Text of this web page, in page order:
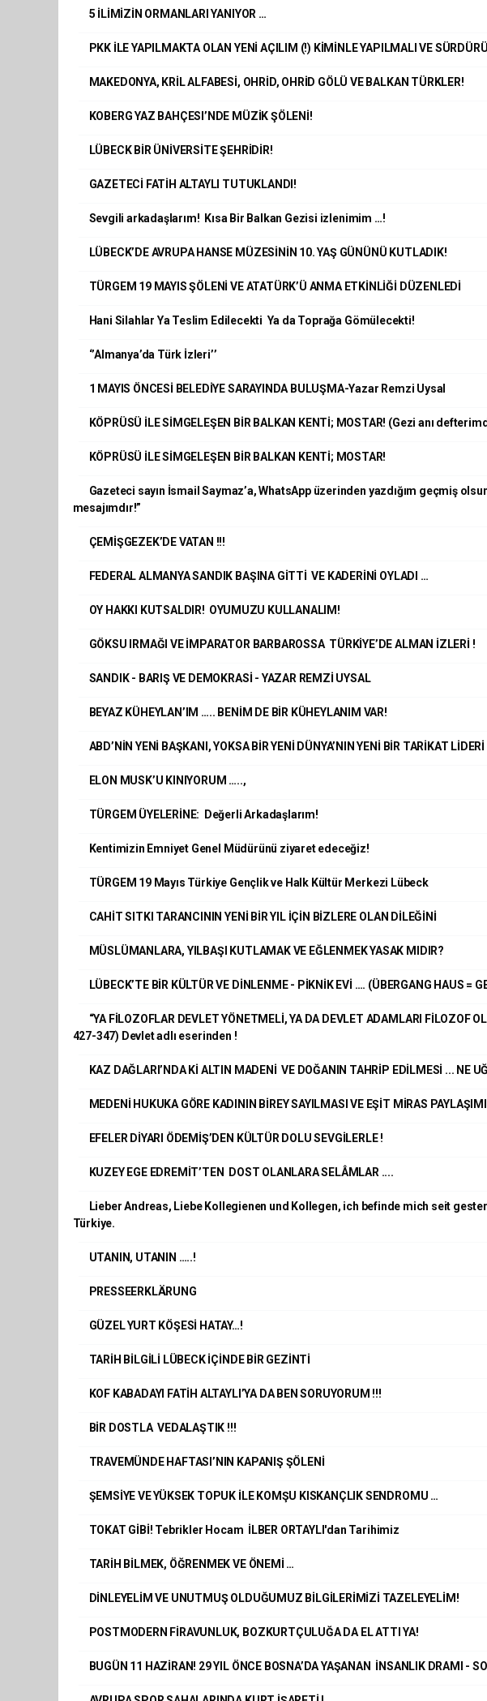
5 İLİMİZİN ORMANLARI YANIYOR …
PKK İLE YAPILMAKTA OLAN YENİ AÇILIM (!) KİMİNLE YAPILMALI VE
MAKEDONYA, KRİL ALFABESİ, OHRİD, OHRİD GÖLÜ VE BALKAN TÜRKLER!
KOBERG YAZ BAHÇESI’NDE MÜZİK ŞÖLENİ!
LÜBECK BİR ÜNİVERSİTE ŞEHRİDİR!
GAZETECİ FATİH ALTAYLI TUTUKLANDI!
Sevgili arkadaşlarım! Kısa Bir Balkan Gezisi izlenimim …!
LÜBECK’DE AVRUPA HANSE MÜZESİNİN 10. YAŞ GÜNÜNÜ KUTLADIK!
TÜRGEM 19 MAYIS ŞÖLENİ VE ATATÜRK’Ü ANMA ETKİNLİĞİ DÜZENLEDİ
Hani Silahlar Ya Teslim Edilecekti Ya da Toprağa Gömülecekti!
‘’Almanya’da Türk İzleri’’
1 MAYIS ÖNCESİ BELEDİYE SARAYINDA BULUŞMA-Yazar Remzi Uysal
KÖPRÜSÜ İLE SİMGELEŞEN BİR BALKAN KENTİ; MOSTAR! (Gezi anı
KÖPRÜSÜ İLE SİMGELEŞEN BİR BALKAN KENTİ; MOSTAR!
Gazeteci sayın İsmail Saymaz’a, WhatsApp üzerinden yazdığım geçmiş
mesajımdır!”
ÇEMİŞGEZEK’DE VATAN !!!
FEDERAL ALMANYA SANDIK BAŞINA GİTTİ VE KADERİNİ OYLADI …
OY HAKKI KUTSALDIR! OYUMUZU KULLANALIM!
GÖKSU IRMAĞI VE İMPARATOR BARBAROSSA TÜRKİYE’DE ALMAN İZLERİ !
SANDIK - BARIŞ VE DEMOKRASİ - YAZAR REMZİ UYSAL
BEYAZ KÜHEYLAN’IM ….. BENİM DE BİR KÜHEYLANIM VAR!
ABD’NİN YENİ BAŞKANI, YOKSA BİR YENİ DÜNYA’NIN YENİ BİR TARİKAT
ELON MUSK’U KINIYORUM …..,
TÜRGEM ÜYELERİNE: Değerli Arkadaşlarım!
Kentimizin Emniyet Genel Müdürünü ziyaret edeceğiz!
TÜRGEM 19 Mayıs Türkiye Gençlik ve Halk Kültür Merkezi Lübeck
CAHİT SITKI TARANCININ YENİ BİR YIL İÇİN BİZLERE OLAN DİLEĞİNİ
MÜSLÜMANLARA, YILBAŞI KUTLAMAK VE EĞLENMEK YASAK MIDIR?
LÜBECK’TE BİR KÜLTÜR VE DİNLENME - PİKNİK EVİ …. (ÜBERGANG HAUS =
“YA FİLOZOFLAR DEVLET YÖNETMELİ, YA DA DEVLET ADAMLARI FİLOZOF
427-347) Devlet adlı eserinden !
KAZ DAĞLARI’NDA Kİ ALTIN MADENİ VE DOĞANIN TAHRİP EDİLMESİ ... NE
MEDENİ HUKUKA GÖRE KADININ BİREY SAYILMASI VE EŞİT MİRAS
EFELER DİYARI ÖDEMİŞ’DEN KÜLTÜR DOLU SEVGİLERLE !
KUZEY EGE EDREMİT’TEN DOST OLANLARA SELÂMLAR ....
Lieber Andreas, Liebe Kollegienen und Kollegen, ich befinde mich seit
Türkiye.
UTANIN, UTANIN …..!
PRESSEERKLÄRUNG
GÜZEL YURT KÖŞESİ HATAY…!
TARİH BİLGİLİ LÜBECK İÇİNDE BİR GEZİNTİ
KOF KABADAYI FATİH ALTAYLI’YA DA BEN SORUYORUM !!!
BİR DOSTLA VEDALAŞTIK !!!
TRAVEMÜNDE HAFTASI’NIN KAPANIŞ ŞÖLENİ
ŞEMSİYE VE YÜKSEK TOPUK İLE KOMŞU KISKANÇLIK SENDROMU …
TOKAT GİBİ! Tebrikler Hocam İLBER ORTAYLI'dan Tarihimiz
TARİH BİLMEK, ÖĞRENMEK VE ÖNEMİ …
DİNLEYELİM VE UNUTMUŞ OLDUĞUMUZ BİLGİLERİMİZİ TAZELEYELİM!
POSTMODERN FİRAVUNLUK, BOZKURTÇULUĞA DA EL ATTI YA!
BUGÜN 11 HAZİRAN! 29 YIL ÖNCE BOSNA’DA YAŞANAN İNSANLIK DRAMI -